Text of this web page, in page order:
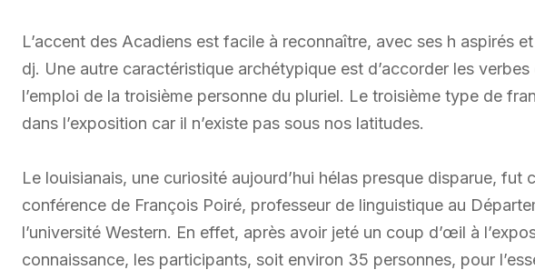
L’accent des Acadiens est facile à reconnaître, avec ses h aspirés
dj. Une autre caractéristique archétypique est d’accorder les
l’emploi de la troisième personne du pluriel. Le troisième type de
dans l’exposition car il n’existe pas sous nos latitudes.
Le louisianais, une curiosité aujourd’hui hélas presque disparue, fut
conférence de François Poiré, professeur de linguistique au
l’université Western. En effet, après avoir jeté un coup d’œil à
connaissance, les participants, soit environ 35 personnes, pour